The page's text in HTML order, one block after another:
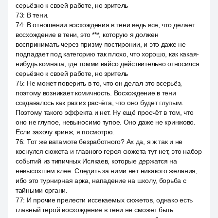
серьёзно к своей работе, но зритель
73: В тени.
74: В отношении восхождения в тени ведь все, что делает
восхождение в тени, это ***, которую я должен
воспринимать через призму постиронии, и это даже не
подпадает под категорию так плохо, что хорошо, как какая-
нибудь комната, где томми вайсо действительно относился
серьёзно к своей работе, но зритель
75: Не может поверить в то, что он делал это всерьёз,
поэтому возникает комичность. Восхождение в тени
создавалось как раз из расчёта, что оно будет глупым.
Поэтому такого эффекта и нет. Ну ещё просчёт в том, что
оно не глупое, невыносимо тупое. Оно даже не кринжово.
Если захочу кринж, я посмотрю.
76: Тот же ватамоте безработного? Ах да, я ж так и не
коснулся сюжета и главного героя сюжета тут нет, это набор
событий из типичных Исякаев, которые держатся на
невысохшем клее. Следить за ними нет никакого желания,
ибо это турнирная арка, нападение на школу, борьба с
тайными органи.
77: И прочие прелести иссекаемых сюжетов, однако есть
главный герой восхождение в тени не сможет быть